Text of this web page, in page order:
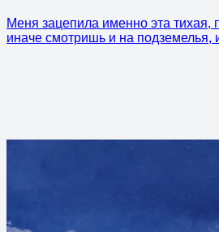
Меня зацепила именно эта тихая,
иначе смотришь и на подземелья,